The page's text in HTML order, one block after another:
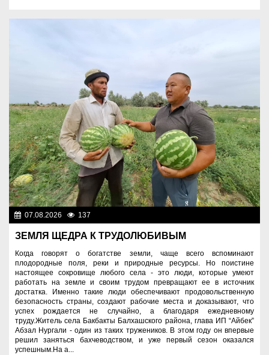
07.08.2026 137
ЗЕМЛЯ ЩЕДРА К ТРУДОЛЮБИВЫМ
Когда говорят о богатстве земли, чаще всего вспоминают
плодородные поля, реки и природные ресурсы. Но поистине
настоящее сокровище любого села - это люди, которые умеют
работать на земле и своим трудом превращают ее в источник
достатка. Именно такие люди обеспечивают продовольственную
безопасность страны, создают рабочие места и доказывают, что
успех рождается не случайно, а благодаря ежедневному
труду.Житель села Бакбакты Балхашского района, глава ИП “Айбек”
Абзал Нургали - один из таких тружеников. В этом году он впервые
решил заняться бахчеводством, и уже первый сезон оказался
успешным.На а...